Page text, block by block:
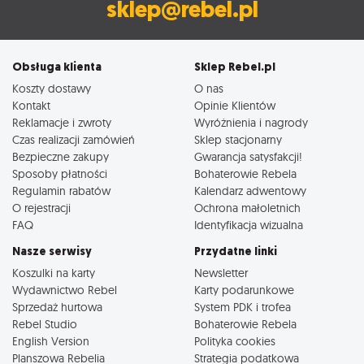
sklep@rebel.pl
Obsługa klienta
Koszty dostawy
Kontakt
Reklamacje i zwroty
Czas realizacji zamówień
Bezpieczne zakupy
Sposoby płatności
Regulamin rabatów
O rejestracji
FAQ
Sklep Rebel.pl
O nas
Opinie Klientów
Wyróżnienia i nagrody
Sklep stacjonarny
Gwarancja satysfakcji!
Bohaterowie Rebela
Kalendarz adwentowy
Ochrona małoletnich
Identyfikacja wizualna
Nasze serwisy
Koszulki na karty
Wydawnictwo Rebel
Sprzedaż hurtowa
Rebel Studio
English Version
Planszowa Rebelia
Przydatne linki
Newsletter
Karty podarunkowe
System PDK i trofea
Bohaterowie Rebela
Polityka cookies
Strategia podatkowa